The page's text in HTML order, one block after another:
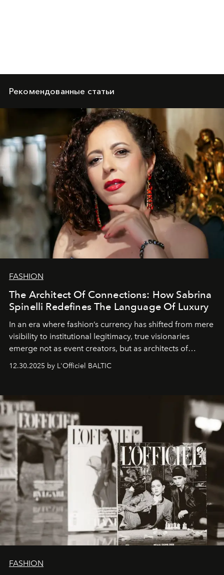
Рекомендованные статьи
FASHION
The Architect Of Connections: How Sabrina
Spinelli Redefines The Language Of Luxury
In an era where fashion’s currency has shifted from mere
visibility to institutional legitimacy, true visionaries
emerge not as event creators, but as architects of
ecosystems.
Sabrina Spinelli
brand strategist with three decades of mastery in luxury,
framework where creativity, commerce, and culture
converge with surgical precision.
12.30.2025 by L'Officiel BALTIC
FASHION